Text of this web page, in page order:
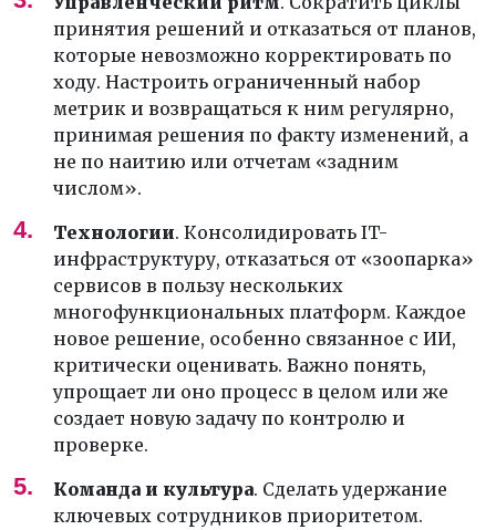
принятия решений и отказаться от планов,
которые невозможно корректировать по
ходу. Настроить ограниченный набор
метрик и возвращаться к ним регулярно,
принимая решения по факту изменений, а
не по наитию или отчетам «задним
числом».
Технологии. Консолидировать IT-
инфраструктуру, отказаться от «зоопарка»
сервисов в пользу нескольких
многофункциональных платформ. Каждое
новое решение, особенно связанное с ИИ,
критически оценивать. Важно понять,
упрощает ли оно процесс в целом или же
создает новую задачу по контролю и
проверке.
Команда и культура. Сделать удержание
ключевых сотрудников приоритетом.